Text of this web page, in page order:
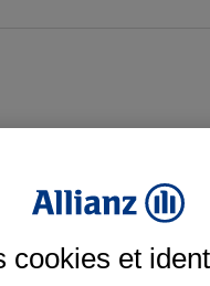
cookies et